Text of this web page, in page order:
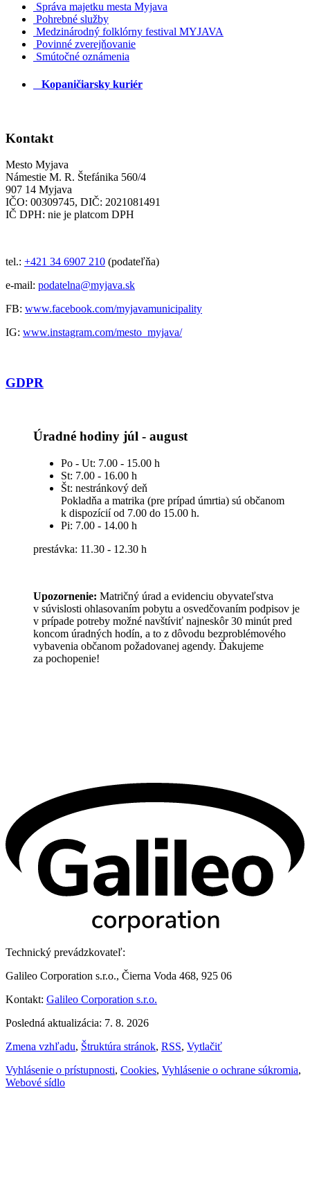
Správa majetku mesta Myjava
Pohrebné služby
Medzinárodný folklórny festival MYJAVA
Povinné zverejňovanie
Smútočné oznámenia
Kopaničiarsky kuriér
Kontakt
Mesto Myjava
Námestie M. R. Štefánika 560/4
907 14 Myjava
IČO: 00309745, DIČ: 2021081491
IČ DPH: nie je platcom DPH
tel.: +421 34 6907 210 (podateľňa)
e-mail: podatelna@myjava.sk
FB: www.facebook.com/myjavamunicipality
IG: www.instagram.com/mesto_myjava/
GDPR
Úradné hodiny júl - august
Po - Ut: 7.00 - 15.00 h
St: 7.00 - 16.00 h
Št: nestránkový deň
Pokladňa a matrika (pre prípad úmrtia) sú občanom
k dispozícií od 7.00 do 15.00 h.
Pi: 7.00 - 14.00 h
prestávka: 11.30 - 12.30 h
Upozornenie: Matričný úrad a evidenciu obyvateľstva
v súvislosti ohlasovaním pobytu a osvedčovaním podpisov je
v prípade potreby možné navštíviť najneskôr 30 minút pred
koncom úradných hodín, a to z dôvodu bezproblémového
vybavenia občanom požadovanej agendy. Ďakujeme
za pochopenie!
Technický prevádzkovateľ:
Galileo Corporation s.r.o., Čierna Voda 468, 925 06
Kontakt: Galileo Corporation s.r.o.
Posledná aktualizácia: 7. 8. 2026
Zmena vzhľadu, Štruktúra stránok, RSS, Vytlačiť
Vyhlásenie o prístupnosti, Cookies, Vyhlásenie o ochrane súkromia,
Webové sídlo